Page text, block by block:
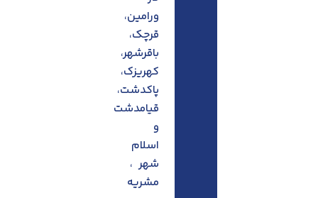
ورامین،
قرچک،
باقرشهر،
کهریزک،
پاکدشت،
قیامدشت
و
اسلام
شهر ،
مشریه